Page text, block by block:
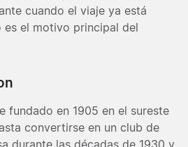
cuando el viaje ya está
el motivo principal del
fundado en 1905 en el sureste
convertirse en un club de
durante las décadas de 1930 y